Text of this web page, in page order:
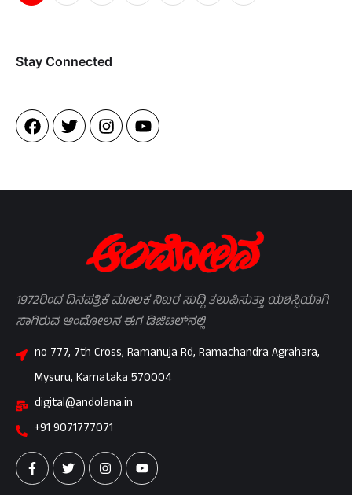
Stay Connected​
1972ರಿಂದ ದಿನಪತ್ರಿಕೆ ಮೂಲಕ ನಿಖರ ಸುದ್ದಿ ತಲುಪಿಸುತ್ತಾ ಯಶಸ್ವಿಯಾಗಿ
ಸಾಗಿರುವ ಆಂದೋಲನ ಈಗ ಡಿಜಿಟಲ್‌ನಲ್ಲಿ
no 777, 7th Cross, Ramanuja Rd, Ramachandra Agrahara,
Mysuru, Karnataka 570004
digital@andolana.in
+91 9071777071